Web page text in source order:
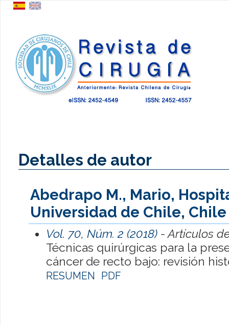
Detalles de autor
Abedrapo M., Mario,
Universidad de Chile, Chile
Vol. 70, Núm. 2 (2018)- Artículos
Técnicas quirúrgicas para la
cáncer de recto bajo: revisión
RESUMEN PDF